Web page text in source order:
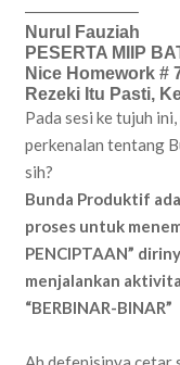
——————–
Nurul Fauziah
PESERTA MIIP
Nice Homework #
Rezeki Itu Pasti,
Pada sesi ke tujuh
perkenalan tentang
sih?
Bunda Produktif
proses untuk
PENCIPTAAN”
menjalankan
“BERBINAR-BINAR”